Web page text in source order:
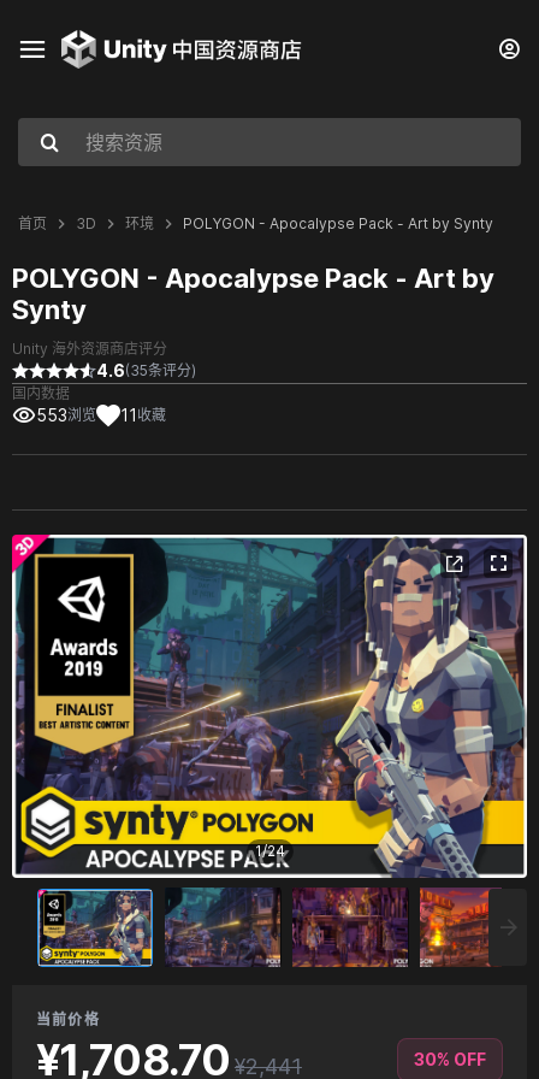
首页 3D 环境 POLYGON - Apocalypse Pack - Art by Synty
POLYGON - Apocalypse Pack - Art by
Synty
Unity 海外资源商店评分
4.6(35条评分)
国内数据
553浏览 11 收藏
1/24
当前价格
¥1,708.70 ¥2,441 30% OFF